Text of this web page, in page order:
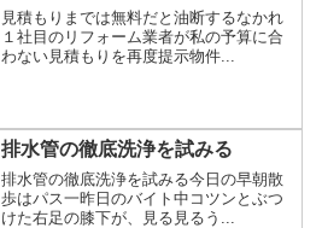
見積もりまでは無料だと油断するなかれ
１社目のリフォーム業者が私の予算に合
わない見積もりを再度提示物件...
排水管の徹底洗浄を試みる
排水管の徹底洗浄を試みる今日の早朝散
歩はパス一昨日のバイト中コツンとぶつ
けた右足の膝下が、見る見るう...